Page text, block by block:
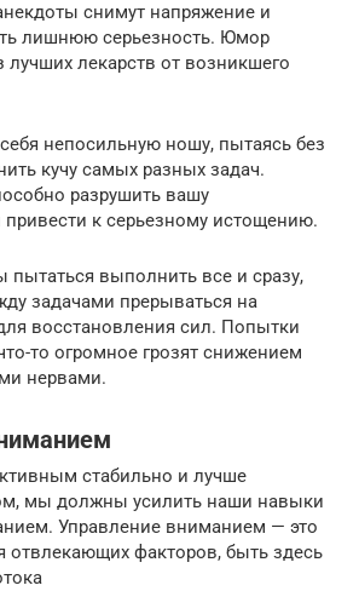
снимут напряжение и
лишнюю серьезность. Юмор
лучших лекарств от возникшего
непосильную ношу, пытаясь без
кучу самых разных задач.
разрушить вашу
к серьезному истощению.
пытаться выполнить все и сразу,
задачами прерываться на
восстановления сил. Попытки
то огромное грозят снижением
нервами.
стабильно и лучше
мы должны усилить наши навыки
Управление вниманием — это
отвлекающих факторов, быть здесь